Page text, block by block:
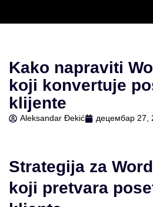
садржај
Kako napraviti
koji konvertuje
klijente
Aleksandar Đekić децембар 27,
Strategija za
koji pretvara